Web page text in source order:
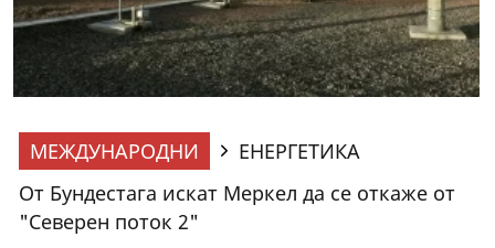
МЕЖДУНАРОДНИ
ЕНЕРГЕТИКА
От Бундестага искат Меркел да се откаже от
"Северен поток 2"